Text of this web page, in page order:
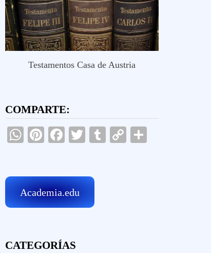
Testamentos Casa de Austria
COMPARTE:
WhatsApp
Pinterest
Facebook
TwitterTumblr
Copy
Academia.edu
CATEGORÍAS